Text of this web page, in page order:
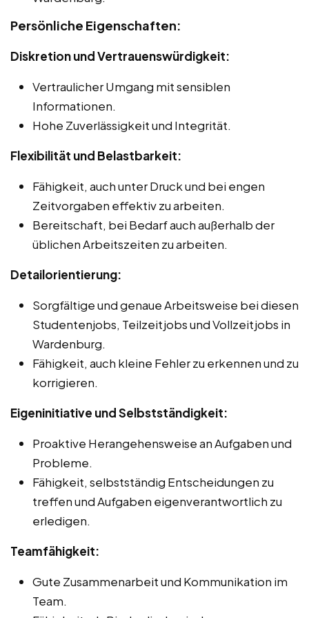
Persönliche Eigenschaften:
Diskretion und Vertrauenswürdigkeit:
Vertraulicher Umgang mit sensiblen
Informationen.
Hohe Zuverlässigkeit und Integrität.
Flexibilität und Belastbarkeit:
Fähigkeit, auch unter Druck und bei engen
Zeitvorgaben effektiv zu arbeiten.
Bereitschaft, bei Bedarf auch außerhalb der
üblichen Arbeitszeiten zu arbeiten.
Detailorientierung:
Sorgfältige und genaue Arbeitsweise bei diesen
Studentenjobs, Teilzeitjobs und Vollzeitjobs in
Wardenburg.
Fähigkeit, auch kleine Fehler zu erkennen und zu
korrigieren.
Eigeninitiative und Selbstständigkeit:
Proaktive Herangehensweise an Aufgaben und
Probleme.
Fähigkeit, selbstständig Entscheidungen zu
treffen und Aufgaben eigenverantwortlich zu
erledigen.
Teamfähigkeit:
Gute Zusammenarbeit und Kommunikation im
Team.